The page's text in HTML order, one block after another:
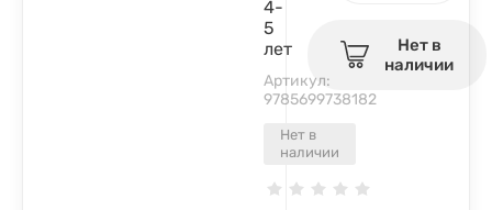
Нет в
наличии
4-
5
лет
Артикул:
9785699738182
Нет в
наличии